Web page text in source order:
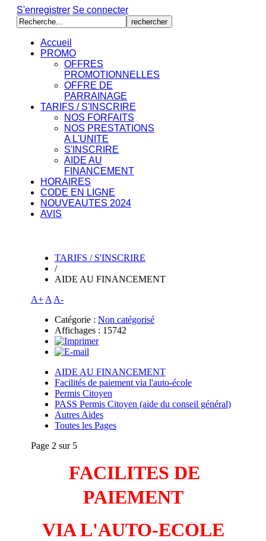
S'enregistrer Se connecter
Accueil
PROMO
OFFRES
PROMOTIONNELLES
OFFRE DE
PARRAINAGE
TARIFS / S'INSCRIRE
NOS FORFAITS
NOS PRESTATIONS
A L'UNITE
S'INSCRIRE
AIDE AU
FINANCEMENT
HORAIRES
CODE EN LIGNE
NOUVEAUTES 2024
AVIS
TARIFS / S'INSCRIRE
/
AIDE AU FINANCEMENT
A+ A A-
Catégorie : Non catégorisé
Affichages : 15742
AIDE AU FINANCEMENT
Facilités de paiement via l'auto-école
Permis Citoyen
PASS Permis Citoyen (aide du conseil général)
Autres Aides
Toutes les Pages
Page 2 sur 5
FACILITES DE
PAIEMENT
VIA L'AUTO-ECOLE